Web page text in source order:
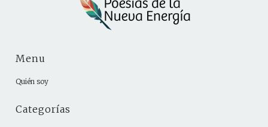
Menu
Quién soy
Categorías